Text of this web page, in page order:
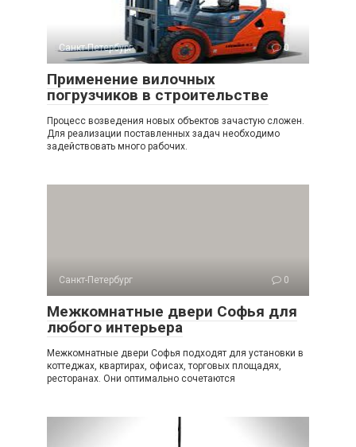
Санкт-Петербург 0
Применение вилочных
погрузчиков в строительстве
Процесс возведения новых объектов зачастую сложен.
Для реализации поставленных задач необходимо
задействовать много рабочих.
Санкт-Петербург 0
Межкомнатные двери Софья для
любого интерьера
Межкомнатные двери Софья подходят для установки в
коттеджах, квартирах, офисах, торговых площадях,
ресторанах. Они оптимально сочетаются